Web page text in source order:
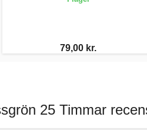
79,00 kr.
25 Timmar